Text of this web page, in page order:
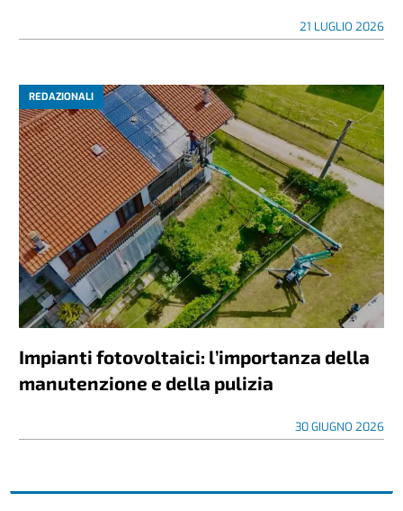
21 LUGLIO 2026
REDAZIONALI
Impianti fotovoltaici: l’importanza della
manutenzione e della pulizia
30 GIUGNO 2026